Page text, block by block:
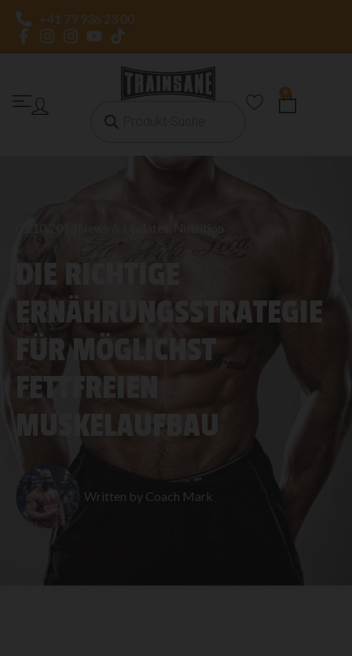
+41 79 936 23 00
0
DIE RICHTIGE
ERNÄHRUNGSSTRATEGIE
FÜR MÖGLICHST
FETTFREIEN
MUSKELAUFBAU
Written by Coach Mark